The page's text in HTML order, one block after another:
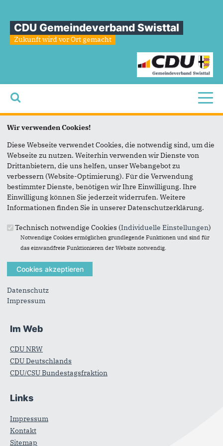
CDU Gemeindeverband Swisttal
Zukunft wird vor Ort gemacht
Sie sind hier
CDU Familie » Ortsverband Odendorf
Termine desOrtsverbandes
Odendorf
Fußbereich
Anschrift
CDU Gemeindeverband Swisttal
Sternstrasse 49
Telefon:(0 22 55)4427
E-Mail:kontakt@cdu-swisttal.de
Im Web
CDU NRW
CDU Deutschlands
CDU/CSU Bundestagsfraktion
Links
Impressum
Kontakt
Sitemap
Wir verwenden Cookies!
Diese Webseite verwendet Cookies, die notwendig sind, um die
Webseite zu nutzen. Weiterhin verwenden wir Dienste von
Drittanbietern, die uns helfen, unser Webangebot zu
verbessern (Website-Optimierung). Für die Verwendung
bestimmter Dienste, benötigen wir Ihre Einwilligung. Ihre
Einwilligung können Sie jederzeit widerrufen. Weitere
Informationen finden Sie in unserer Datenschutzerklärung.
Technisch notwendige Cookies (Individuelle Einstellungen)
Notwendige Cookies ermöglichen grundlegende Funktionen und sind für
das einwandfreie Funktionieren der Website notwendig.
Datenschutz
Impressum